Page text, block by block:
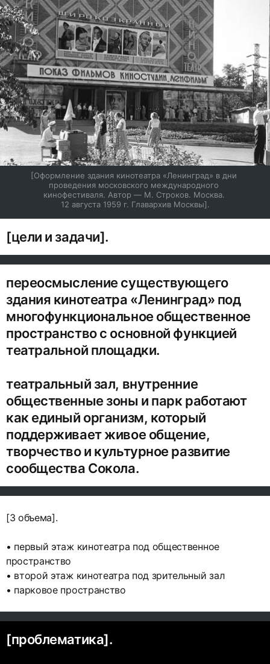
[Оформление здания кинотеатра «Ленинград» в дни
проведения московского международного
кинофестиваля. Автор — М. Строков. Москва.
12 августа 1959 г. Главархив Москвы].
[цели и задачи].
переосмысление существующего
здания кинотеатра «Ленинград» под
многофункциональное общественное
пространство с основной функцией
театральной площадки.
театральный зал, внутренние
общественные зоны и парк работают
как единый организм, который
поддерживает живое общение,
творчество и культурное развитие
сообщества Сокола.
[3 объема].
• первый этаж кинотеатра под общественное
пространство
• второй этаж кинотеатра под зрительный зал
• парковое пространство
[проблематика].